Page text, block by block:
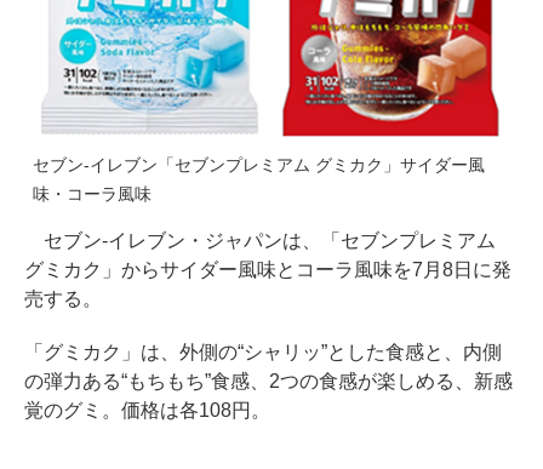
セブン-イレブン「セブンプレミアム グミカク」サイダー風
味・コーラ風味
セブン-イレブン・ジャパンは、「セブンプレミアム
グミカク」からサイダー風味とコーラ風味を7月8日に発
売する。
「グミカク」は、外側の“シャリッ”とした食感と、内側
の弾力ある“もちもち”食感、2つの食感が楽しめる、新感
覚のグミ。価格は各108円。